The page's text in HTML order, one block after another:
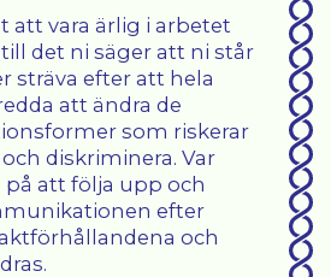
att vara ärlig i arbetet
det ni säger att ni står
sträva efter att hela
att ändra de
som riskerar
diskriminera. Var
på att följa upp och
efter
och